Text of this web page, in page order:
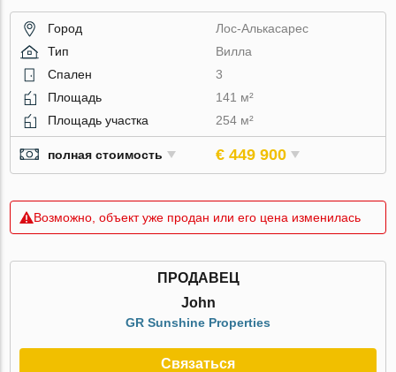
Город
Лос-Алькасарес
Тип
Вилла
Спален
3
Площадь
141 м²
Площадь участка
254 м²
полная стоимость € 449 900
Возможно, объект уже продан или его цена изменилась
ПРОДАВЕЦ
John
GR Sunshine Properties
Связаться